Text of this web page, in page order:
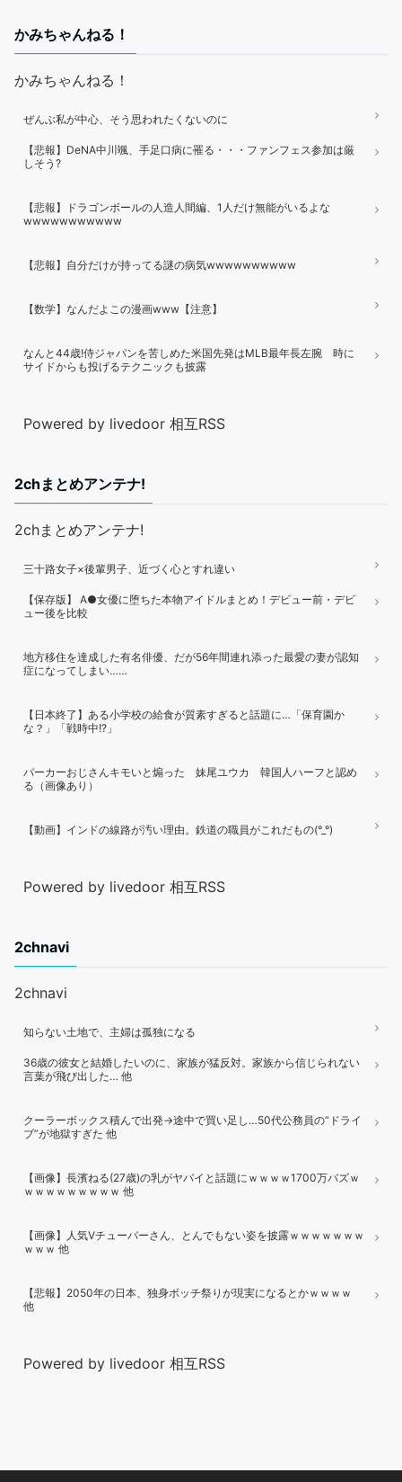
かみちゃんねる！
かみちゃんねる！
ぜんぶ私が中心、そう思われたくないのに
【悲報】DeNA中川颯、手足口病に罹る・・・ファンフェス参加は厳
しそう?
【悲報】ドラゴンボールの人造人間編、1人だけ無能がいるよな
wwwwwwwwwww
【悲報】自分だけが持ってる謎の病気wwwwwwwwww
【数学】なんだよこの漫画www【注意】
なんと44歳!侍ジャパンを苦しめた米国先発はMLB最年長左腕 時に
サイドからも投げるテクニックも披露
Powered by livedoor 相互RSS
2chまとめアンテナ!
2chまとめアンテナ!
三十路女子×後輩男子、近づく心とすれ違い
【保存版】 A●女優に堕ちた本物アイドルまとめ！デビュー前・デビ
ュー後を比較
地方移住を達成した有名俳優、だが56年間連れ添った最愛の妻が認知
症になってしまい……
【日本終了】ある小学校の給食が質素すぎると話題に…「保育園か
な？」「戦時中!?」
パーカーおじさんキモいと煽った 妹尾ユウカ 韓国人ハーフと認め
る（画像あり）
【動画】インドの線路が汚い理由。鉄道の職員がこれだもの(°_°)
Powered by livedoor 相互RSS
2chnavi
2chnavi
知らない土地で、主婦は孤独になる
36歳の彼女と結婚したいのに、家族が猛反対。家族から信じられない
言葉が飛び出した… 他
クーラーボックス積んで出発→途中で買い足し…50代公務員の“ドライ
ブ”が地獄すぎた 他
【画像】長濱ねる(27歳)の乳がヤバイと話題にｗｗｗｗ1700万バズｗ
ｗｗｗｗｗｗｗｗｗ 他
【画像】人気Vチューバーさん、とんでもない姿を披露ｗｗｗｗｗｗｗ
ｗｗｗ 他
【悲報】2050年の日本、独身ボッチ祭りが現実になるとかｗｗｗｗ
他
Powered by livedoor 相互RSS